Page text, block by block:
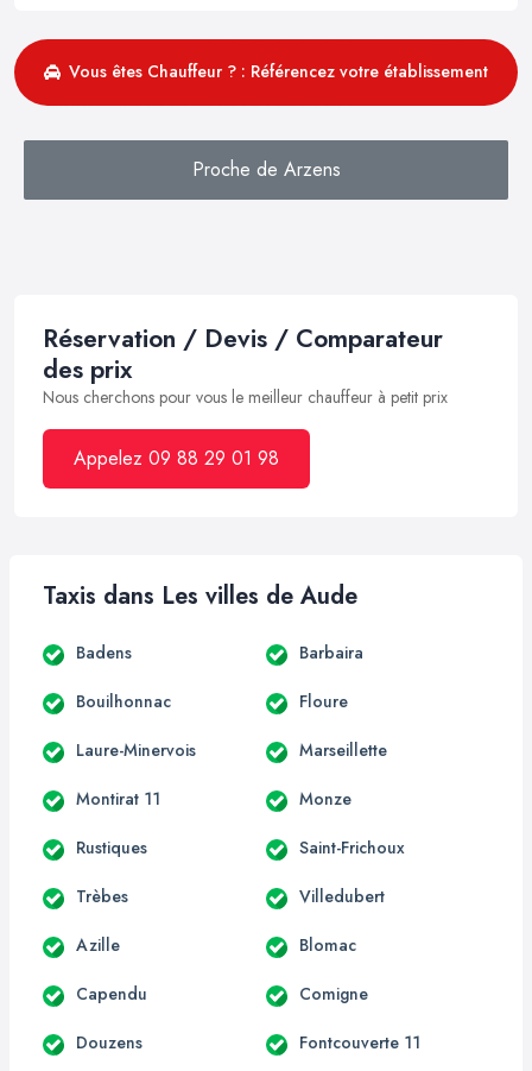
Vous êtes Chauffeur ? : Référencez votre établissement
Proche de Arzens
Réservation / Devis / Comparateur
des prix
Nous cherchons pour vous le meilleur chauffeur à petit prix
Appelez 09 88 29 01 98
Taxis dans Les villes de Aude
Badens Barbaira
Bouilhonnac Floure
Laure-Minervois Marseillette
Montirat 11 Monze
Rustiques Saint-Frichoux
Trèbes Villedubert
Azille Blomac
Capendu Comigne
Douzens Fontcouverte 11